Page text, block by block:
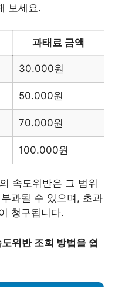
보세요.
과태료 금액
30.000원
50.000원
70.000원
100.000원
속도위반은 그 범위
과될 수 있으며, 초과
청구됩니다.
위반 조회 방법을 쉽